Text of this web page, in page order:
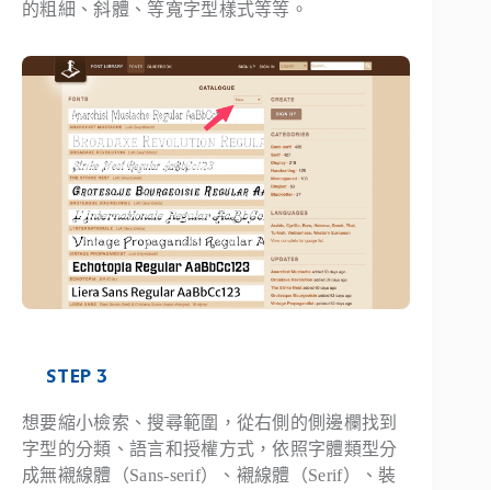
的粗細、斜體、等寬字型樣式等等。
STEP 3
想要縮小檢索、搜尋範圍，從右側的側邊欄找到
字型的分類、語言和授權方式，依照字體類型分
成無襯線體（Sans-serif）、襯線體（Serif）、裝